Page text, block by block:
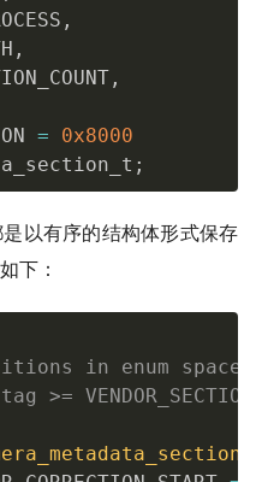
,
,
,
=
0x8000
;
以有序的结构体形式保存
下：
in enum